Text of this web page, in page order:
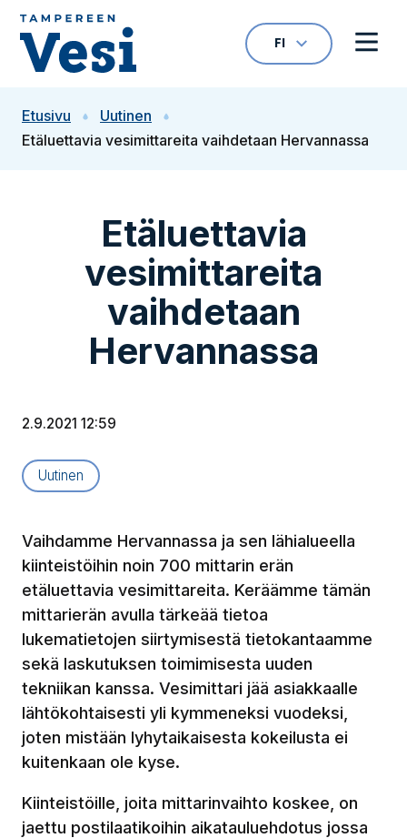
Siirry sisältöön
VALITTU KIELI:
FI
Avaa
Etusivu
Uutinen
Etäluettavia vesimittareita vaihdetaan Hervannassa
Etäluettavia
vesimittareita
vaihdetaan
Hervannassa
2.9.2021 12:59
Artikkelityyppi:
Uutinen
Vaihdamme Hervannassa ja sen lähialueella
kiinteistöihin noin 700 mittarin erän
etäluettavia vesimittareita. Keräämme tämän
mittarierän avulla tärkeää tietoa
lukematietojen siirtymisestä tietokantaamme
sekä laskutuksen toimimisesta uuden
tekniikan kanssa. Vesimittari jää asiakkaalle
lähtökohtaisesti yli kymmeneksi vuodeksi,
joten mistään lyhytaikaisesta kokeilusta ei
kuitenkaan ole kyse.
Kiinteistöille, joita mittarinvaihto koskee, on
jaettu postilaatikoihin aikatauluehdotus jossa